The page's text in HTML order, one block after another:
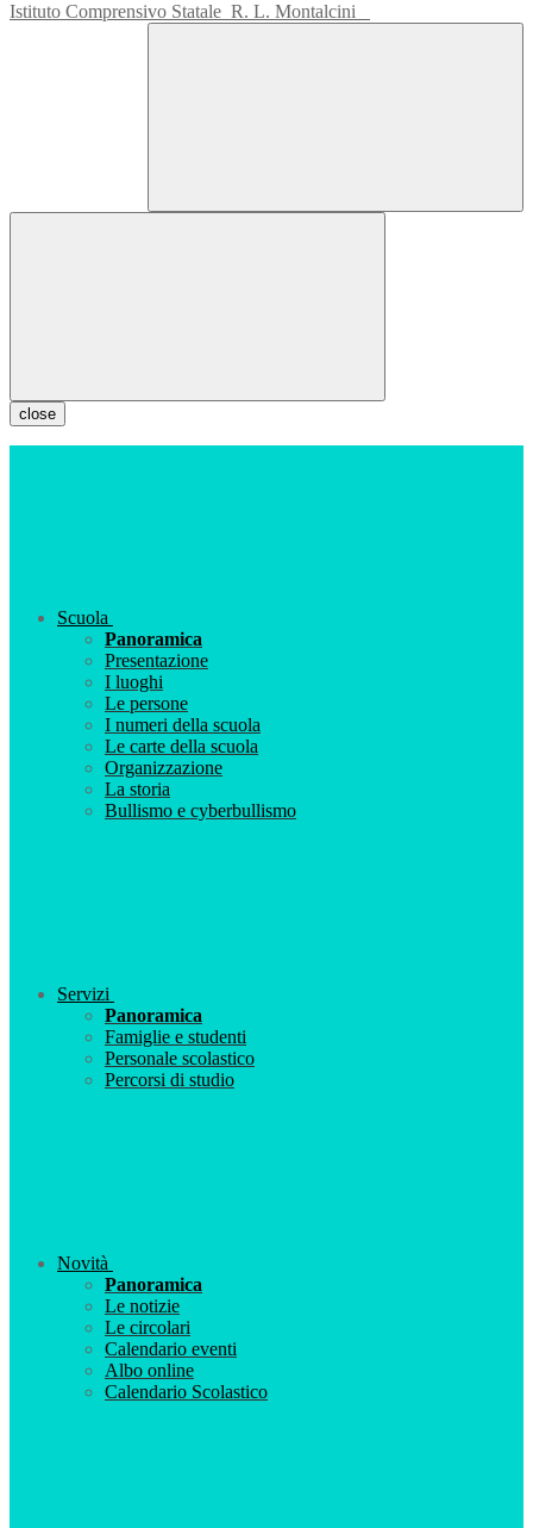
Istituto Comprensivo Statale R. L. Montalcini
close
Scuola
Panoramica
Presentazione
I luoghi
Le persone
I numeri della scuola
Le carte della scuola
Organizzazione
La storia
Bullismo e cyberbullismo
Servizi
Panoramica
Famiglie e studenti
Personale scolastico
Percorsi di studio
Novità
Panoramica
Le notizie
Le circolari
Calendario eventi
Albo online
Calendario Scolastico